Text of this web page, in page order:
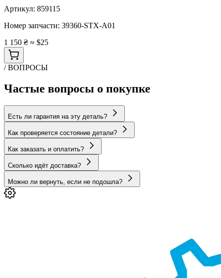
Артикул: 859115
Номер запчасти: 39360-STX-A01
1 150 ₴ ≈ $25
/ ВОПРОСЫ
Частые вопросы о покупке
Есть ли гарантия на эту деталь?
Как проверяется состояние детали?
Как заказать и оплатить?
Сколько идёт доставка?
Можно ли вернуть, если не подошла?